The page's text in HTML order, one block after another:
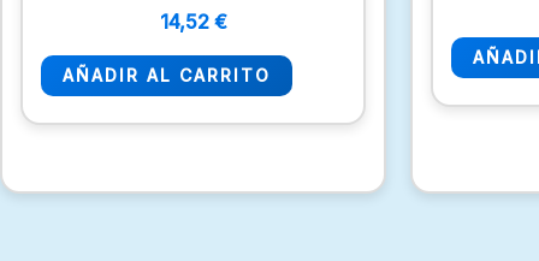
14,52 €
AÑADIR AL CARRITO